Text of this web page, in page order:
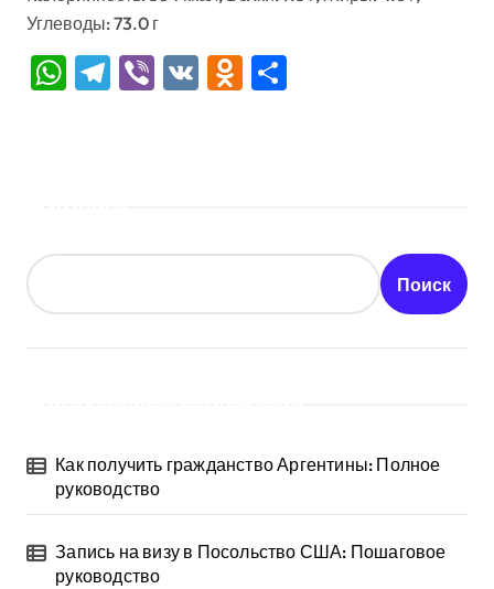
Углеводы: 73.0 г
WhatsApp
Telegram
Viber
VK Odnoklassniki
Поиск
Как получить гражданство Аргентины: Полное
руководство
Запись на визу в Посольство США: Пошаговое
руководство